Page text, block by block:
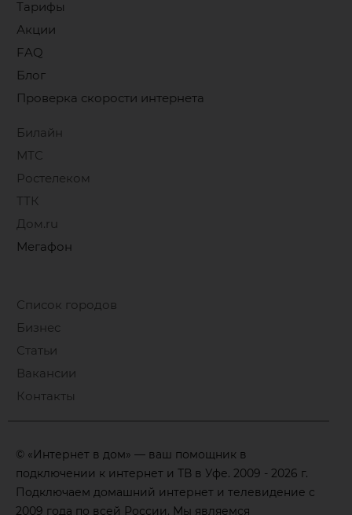
Тарифы
Акции
FAQ
Блог
Проверка скорости интернета
Билайн
МТС
Ростелеком
ТТК
Дом.ru
Мегафон
Список городов
Бизнес
Статьи
Вакансии
Контакты
© «Интернет в дом» — ваш помощник в
подключении к интернет и ТВ в Уфе. 2009 - 2026 г.
Подключаем домашний интернет и телевидение с
2009 года по всей России. Мы являемся